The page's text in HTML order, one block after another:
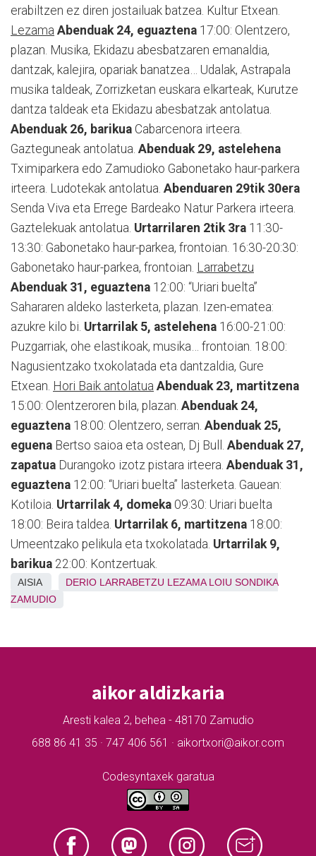
erabiltzen ez diren jostailuak batzea. Kultur Etxean.
Lezama Abenduak 24, eguaztena 17:00: Olentzero,
plazan. Musika, Ekidazu abesbatzaren emanaldia,
dantzak, kalejira, opariak banatzea… Udalak, Astrapala
musika taldeak, Zorrizketan euskara elkarteak, Kurutze
dantza taldeak eta Ekidazu abesbatzak antolatua.
Abenduak 26, barikua Cabarcenora irteera.
Gazteguneak antolatua. Abenduak 29, astelehena
Tximiparkera edo Zamudioko Gabonetako haur-parkera
irteera. Ludotekak antolatua. Abenduaren 29tik 30era
Senda Viva eta Errege Bardeako Natur Parkera irteera.
Gaztelekuak antolatua. Urtarrilaren 2tik 3ra 11:30-
13:30: Gabonetako haur-parkea, frontoian. 16:30-20:30:
Gabonetako haur-parkea, frontoian. Larrabetzu
Abenduak 31, eguaztena 12:00: “Uriari buelta”
Sahararen aldeko lasterketa, plazan. Izen-ematea:
azukre kilo bi. Urtarrilak 5, astelehena 16:00-21:00:
Puzgarriak, ohe elastikoak, musika… frontoian. 18:00:
Nagusientzako txokolatada eta dantzaldia, Gure
Etxean. Hori Baik antolatua Abenduak 23, martitzena
15:00: Olentzeroren bila, plazan. Abenduak 24,
eguaztena 18:00: Olentzero, serran. Abenduak 25,
eguena Bertso saioa eta ostean, Dj Bull. Abenduak 27,
zapatua Durangoko izotz pistara irteera. Abenduak 31,
eguaztena 12:00: “Uriari buelta” lasterketa. Gauean:
Kotiloia. Urtarrilak 4, domeka 09:30: Uriari buelta
18:00: Beira taldea. Urtarrilak 6, martitzena 18:00:
Umeentzako pelikula eta txokolatada. Urtarrilak 9,
barikua 22:00: Kontzertuak.
AISIA DERIO LARRABETZU LEZAMA LOIU SONDIKA
ZAMUDIO
aikor aldizkaria
Aresti kalea 2, behea - 48170 Zamudio
688 86 41 35 · 747 406 561 · aikortxori@aikor.com
Codesyntaxek garatua